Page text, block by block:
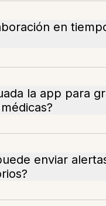
en
la app para
enviar